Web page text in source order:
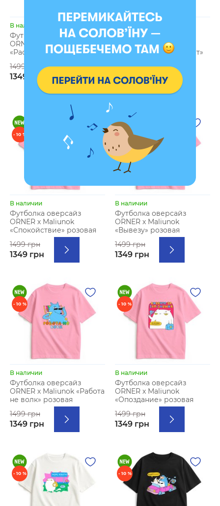
В наличии
Футболка оверсайз
ORNER х Maliunok
«Рассказывай» розовая
1499 грн
1349 грн
В наличии
Футболка оверсайз
ORNER х Maliunok
«Универсальный совет»
1499 грн
1349 грн
- 10 %
В наличии
Футболка оверсайз
ORNER х Maliunok
«Спокойствие» розовая
1499 грн
1349 грн
- 10 %
В наличии
Футболка оверсайз
ORNER х Maliunok
«Вывезу» розовая
1499 грн
1349 грн
- 10 %
В наличии
Футболка оверсайз
ORNER х Maliunok «Работа
не волк» розовая
1499 грн
1349 грн
- 10 %
В наличии
Футболка оверсайз
ORNER х Maliunok
«Опоздание» розовая
1499 грн
1349 грн
- 10 % - 10 %